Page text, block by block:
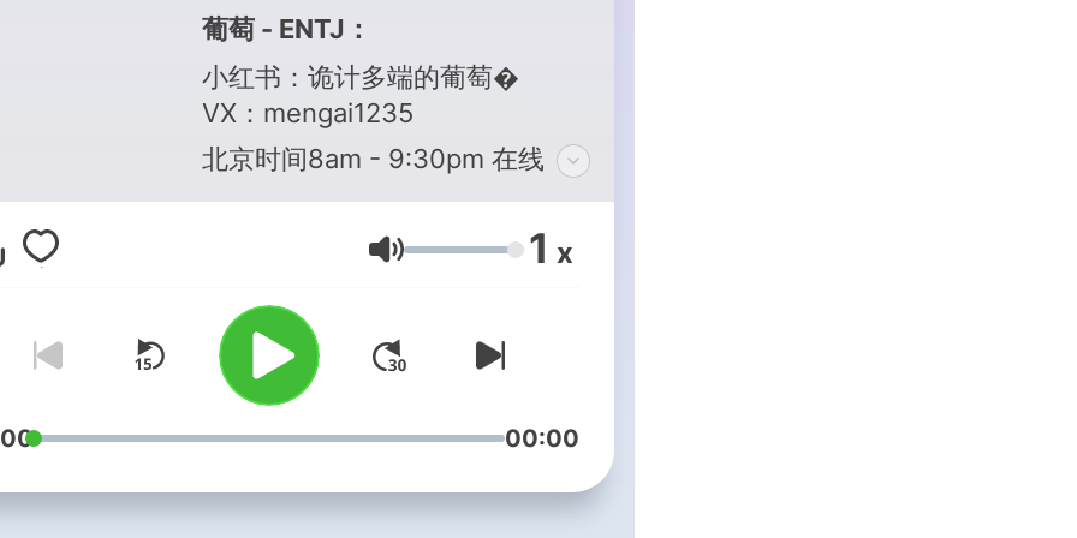
葡萄 - ENTJ：
小红书：诡计多端的葡萄�
VX：mengai1235
北京时间8am - 9:30pm 在线
Lautstärke 1 x
00:00